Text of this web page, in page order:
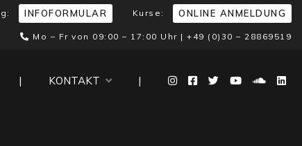
INFOFORMULAR Kurse: ONLINE ANMELDUNG
Mo – Fr von 09:00 – 17:00 Uhr | +49 (0)30 – 28869519
| KONTAKT |